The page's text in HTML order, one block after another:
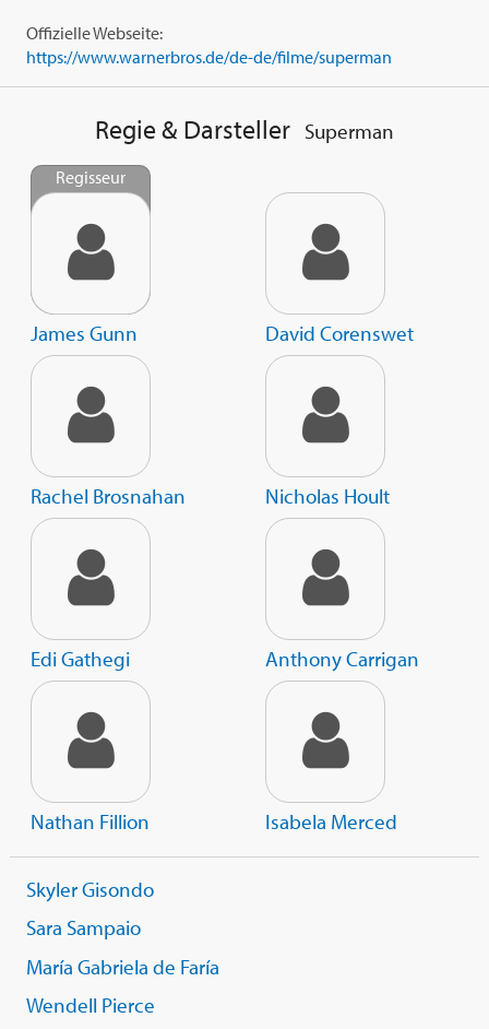
Kameramann Henry Braham, Produktionsdesignerin Beth
Mickle, Kostümdesignerin Judianna Makovsky und
Komponist John Murphy. Auch die Editor Craig Alpert
('Deadpool 2', 'Blue Beetle'), Jason Ballantine (Stephen Kings
'Es' Filme, 'The Flash') und William Hoy ('The Batman')
gehörten zum Kreativteam. Der Kinostart in Deutschland
fand am 10. Juli 2025 statt.
Offizielle Webseite:
https://www.warnerbros.de/de-de/filme/superman
Regie & Darsteller Superman
Regisseur
James Gunn David Corenswet
Rachel Brosnahan Nicholas Hoult
Edi Gathegi Anthony Carrigan
Nathan Fillion Isabela Merced
Skyler Gisondo
Sara Sampaio
María Gabriela de Faría
Wendell Pierce